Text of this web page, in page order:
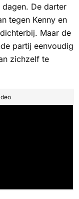
De darter
tegen Kenny en
Maar de
partij eenvoudig
zichzelf te